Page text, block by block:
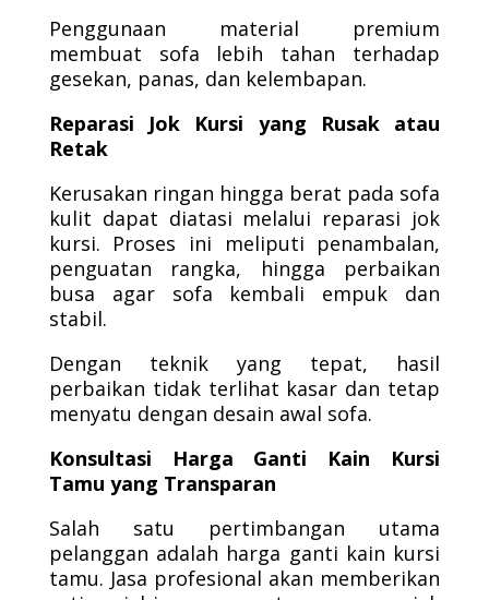
Penggunaan material premium
membuat sofa lebih tahan terhadap
gesekan, panas, dan kelembapan.
Reparasi Jok Kursi yang Rusak atau
Retak
Kerusakan ringan hingga berat pada sofa
kulit dapat diatasi melalui reparasi jok
kursi. Proses ini meliputi penambalan,
penguatan rangka, hingga perbaikan
busa agar sofa kembali empuk dan
stabil.
Dengan teknik yang tepat, hasil
perbaikan tidak terlihat kasar dan tetap
menyatu dengan desain awal sofa.
Konsultasi Harga Ganti Kain Kursi
Tamu yang Transparan
Salah satu pertimbangan utama
pelanggan adalah harga ganti kain kursi
tamu. Jasa profesional akan memberikan